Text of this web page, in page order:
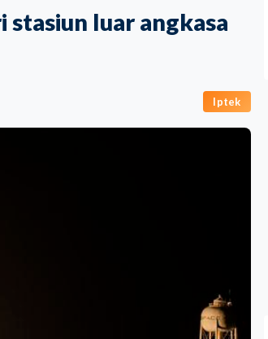
luar angkasa
Iptek